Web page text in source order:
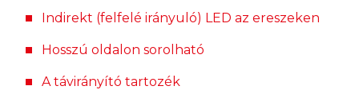
Indirekt (felfelé irányuló) LED az ereszeken
Hosszú oldalon sorolható
A távirányító tartozék